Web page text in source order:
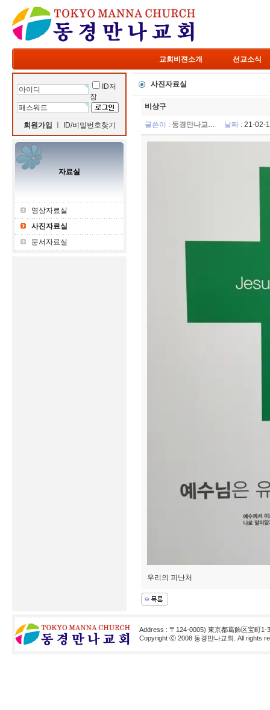
교회비젼소개 선교소식
ID저
장
회원가입 ID/비밀번호찾기
자료실
영상자료실
사진자료실
문서자료실
사진자료실
비상구
글쓴이 : 동경만나교… 날짜: 21-
우리의 피난처
Address : 〒124-0005) 東京都葛飾区宝町1-
Copyright ⓒ 2008 동경만나교회. All rights